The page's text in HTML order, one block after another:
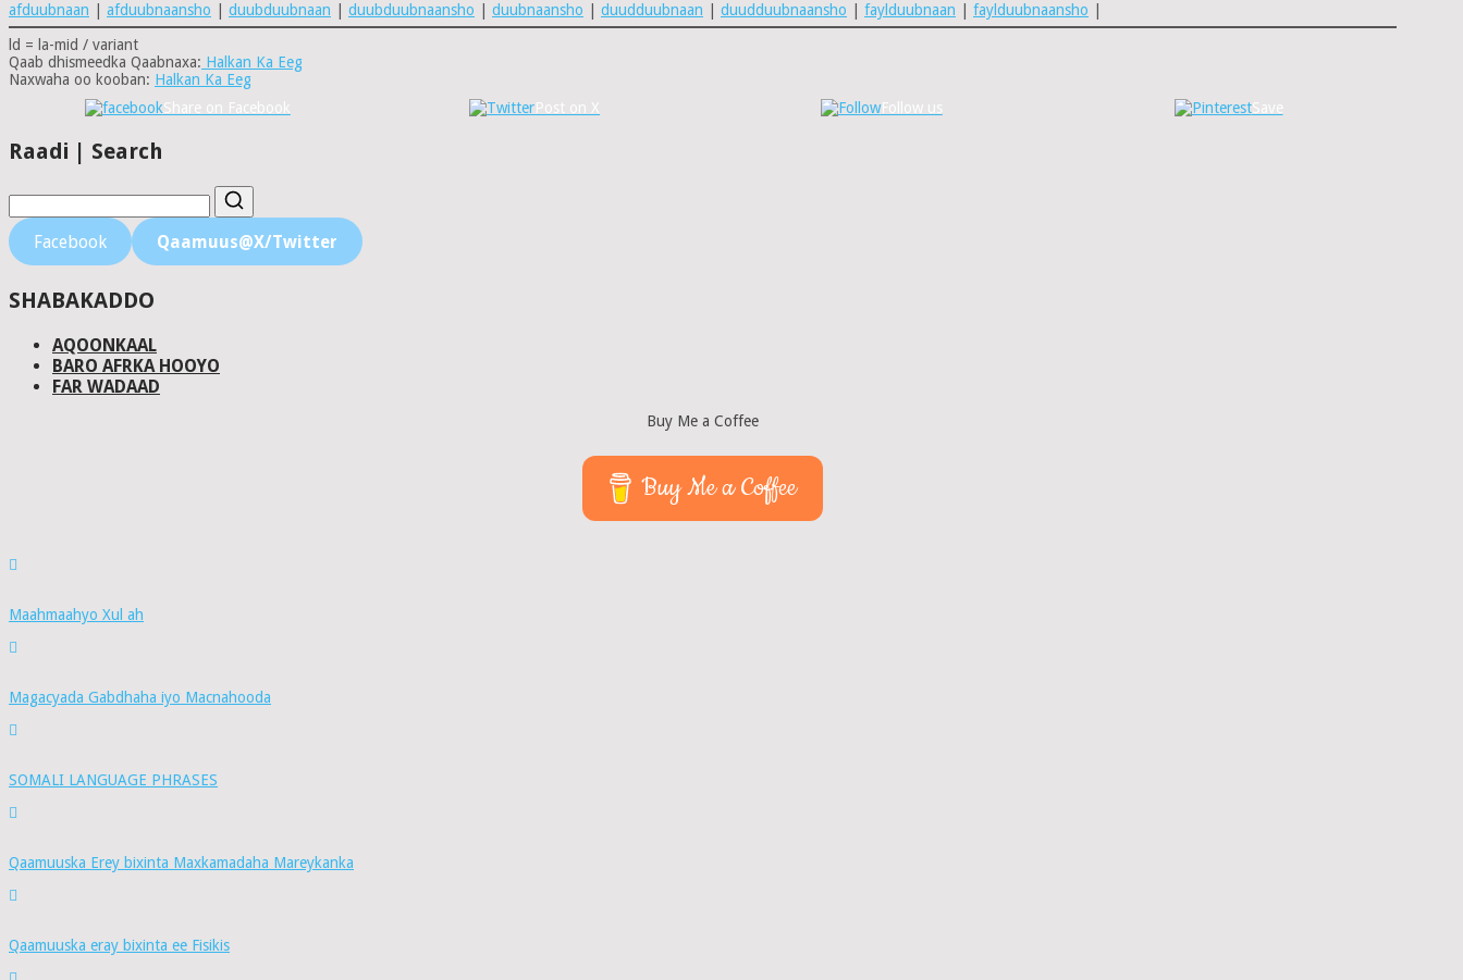
afduubnaan
afduubnaansho duubduubnaan duubduubnaansho duubnaansho duudduubnaan duudduubnaansho faylduubnaan faylduubnaansho
ld = la-mid / variant
Qaab dhismeedka Qaabnaxa: Halkan Ka Eeg
Naxwaha oo kooban: Halkan Ka Eeg
Share on Facebook
Post on X Follow us Save
Raadi | Search
Facebook Qaamuus@X/Twitter
SHABAKADDO
AQOONKAAL
BARO AFRKA HOOYO
FAR WADAAD
Buy Me a Coffee
Buy Me a Coffee
Maahmaahyo Xul ah
Magacyada Gabdhaha iyo Macnahooda
SOMALI LANGUAGE PHRASES
Qaamuuska Erey bixinta Maxkamadaha Mareykanka
Qaamuuska eray bixinta ee Fisikis